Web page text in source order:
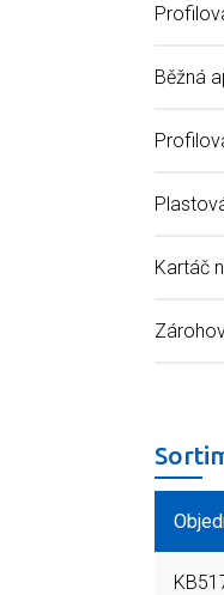
Běžná
Kartáč